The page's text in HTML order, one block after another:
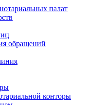
палат
обращений
конторы